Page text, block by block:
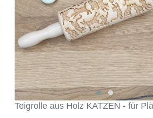
Teigrolle aus Holz KATZEN - für